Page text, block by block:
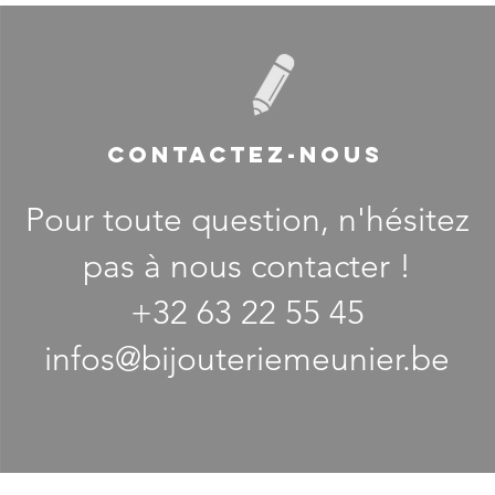
CONTACTEZ-NOUS
Pour toute question, n'hésitez
pas à nous contacter !
+32 63 22 55 45
infos@bijouteriemeunier.be